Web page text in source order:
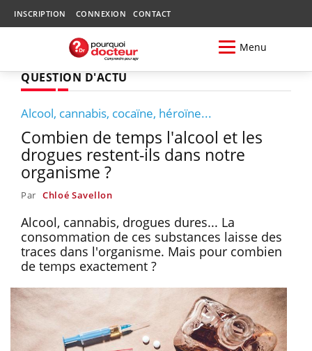
INSCRIPTION CONNEXION CONTACT
Menu
QUESTION D'ACTU
Alcool, cannabis, cocaïne, héroïne...
Combien de temps l'alcool et les
drogues restent-ils dans notre
organisme ?
Par Chloé Savellon
Alcool, cannabis, drogues dures... La
consommation de ces substances laisse des
traces dans l'organisme. Mais pour combien
de temps exactement ?